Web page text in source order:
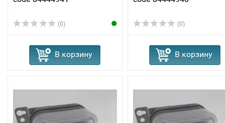
(0)
В корзину
(0)
В корзину